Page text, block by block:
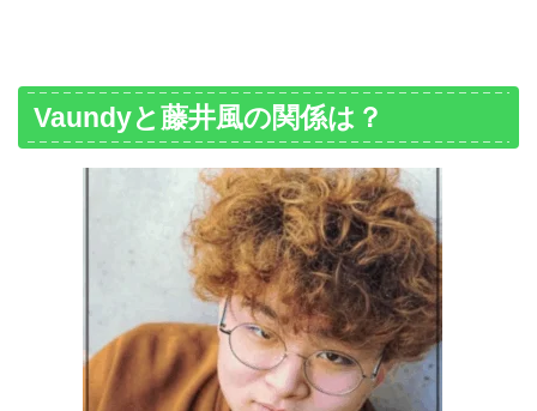
Vaundyと藤井風の関係は？